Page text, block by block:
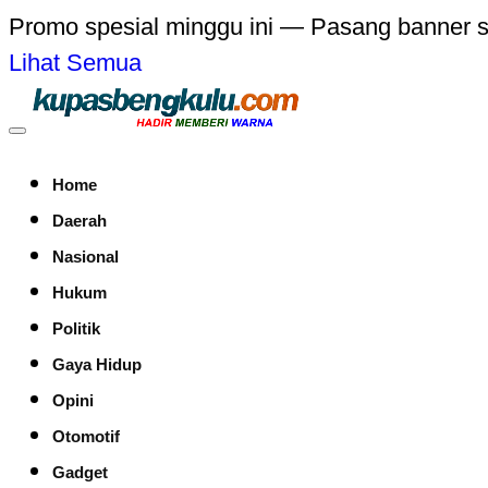
Promo spesial minggu ini — Pasang banner
Lihat Semua
Home
Daerah
Nasional
Hukum
Politik
Gaya Hidup
Opini
Otomotif
Gadget